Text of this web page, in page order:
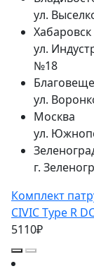
ул.
Хабаровск
ул.
№18
ул.
Москва
ул.
г.
Комплект
CIVIC Type R
5110₽